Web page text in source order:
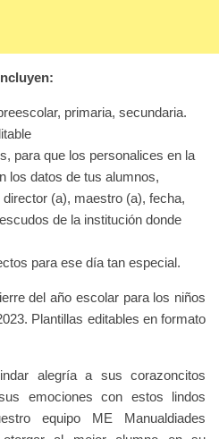
primaria, secundaria.
para que los personalices en la
los datos de tus alumnos,
(a), maestro (a), fecha,
de la institución donde
para ese día tan especial.
del año escolar para los niños
Plantillas editables en formato
alegría a sus corazoncitos
emociones con estos lindos
equipo ME Manualdiades